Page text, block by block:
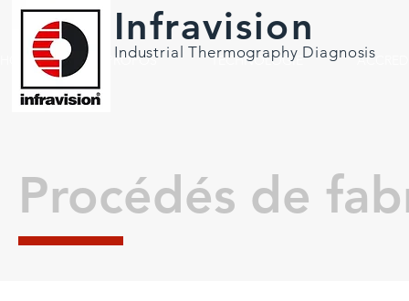
Infravision
Industrial Thermography Diagnosis
HOME A PROPOS TECHNOLOGIE
Procédés de